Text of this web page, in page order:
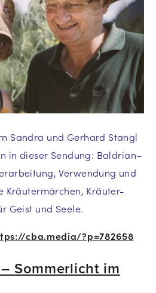
Sandra und Gerhard Stangl
in dieser Sendung: Baldrian–
Verwendung und
Kräutermärchen, Kräuter-
Geist und Seele.
cba.media/?p=782658
Sommerlicht im